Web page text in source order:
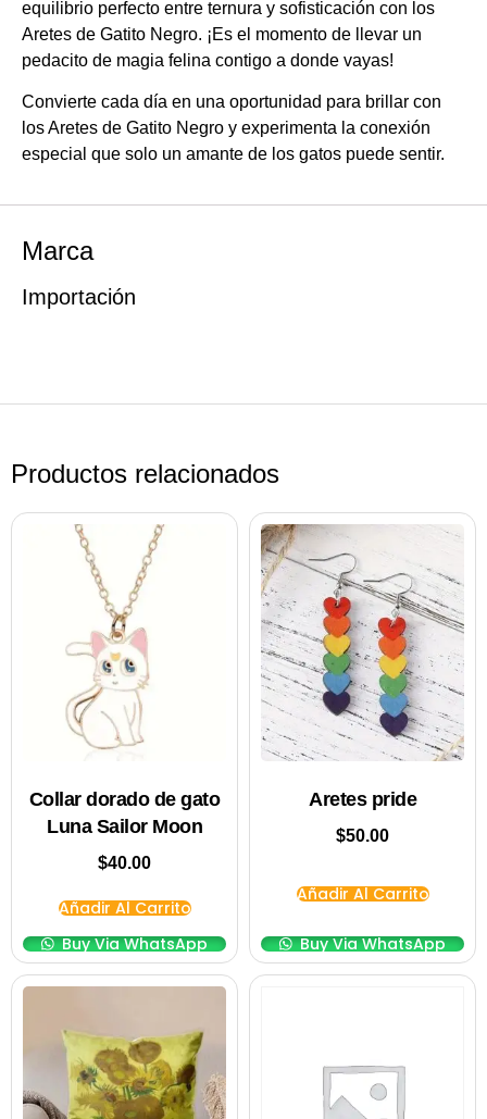
equilibrio perfecto entre ternura y sofisticación con los
Aretes de Gatito Negro. ¡Es el momento de llevar un
pedacito de magia felina contigo a donde vayas!
Convierte cada día en una oportunidad para brillar con
los Aretes de Gatito Negro y experimenta la conexión
especial que solo un amante de los gatos puede sentir.
Marca
Importación
Productos relacionados
Collar dorado de gato
Luna Sailor Moon
$40.00
Añadir Al Carrito
Buy Via WhatsApp
Aretes pride
$50.00
Añadir Al Carrito
Buy Via WhatsApp